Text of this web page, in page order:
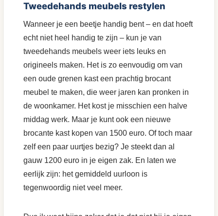
Tweedehands meubels restylen
Wanneer je een beetje handig bent – en dat hoeft
echt niet heel handig te zijn – kun je van
tweedehands meubels weer iets leuks en
origineels maken. Het is zo eenvoudig om van
een oude grenen kast een prachtig brocant
meubel te maken, die weer jaren kan pronken in
de woonkamer. Het kost je misschien een halve
middag werk. Maar je kunt ook een nieuwe
brocante kast kopen van 1500 euro. Of toch maar
zelf een paar uurtjes bezig? Je steekt dan al
gauw 1200 euro in je eigen zak. En laten we
eerlijk zijn: het gemiddeld uurloon is
tegenwoordig niet veel meer.